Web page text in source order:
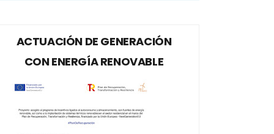
ACTUACIÓN DE GENERACIÓN
CON ENERGÍA RENOVABLE